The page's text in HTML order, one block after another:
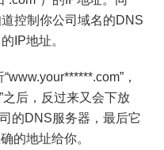
控制你公司域名的DNS
IP地址。
，
之后，反过来又会下放
的DNS服务器，最后它
的地址给你。